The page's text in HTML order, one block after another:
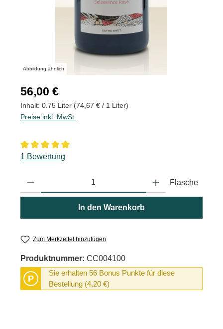
Abbildung ähnlich
Regulärer Preis:
56,00 €
Inhalt: 0.75 Liter (74,67 € / 1 Liter)
Preise inkl. MwSt.
Durchschnittliche Bewertung von 5 von 5 Sternen
1 Bewertung
Produkt Anzahl: Gib den gewünschten Wert ein oder benutze
Flasche
In den Warenkorb
Zum Merkzettel hinzufügen
Produktnummer: CC004100
P
Sie erhalten 56 Bonus Punkte für diese
Bestellung (4,20 €)